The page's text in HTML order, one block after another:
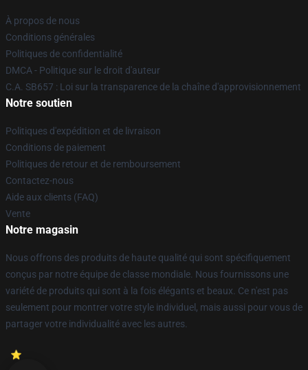
À propos de nous
Conditions générales
Politiques de confidentialité
DMCA - Politique sur le droit d'auteur
C.A. SB657 : Loi sur la transparence de la chaîne d'approvisionnement
Notre soutien
Politiques d'expédition et de livraison
Conditions de paiement
Politiques de retour et de remboursement
Contactez-nous
Aide aux clients (FAQ)
Vente
Notre magasin
Nous offrons des produits de haute qualité qui sont spécifiquement
conçus par notre équipe de classe mondiale. Nous fournissons une
variété de produits qui sont à la fois élégants et beaux. Ce n'est pas
seulement pour montrer votre style individuel, mais aussi pour vous de
partager votre individualité avec les autres.